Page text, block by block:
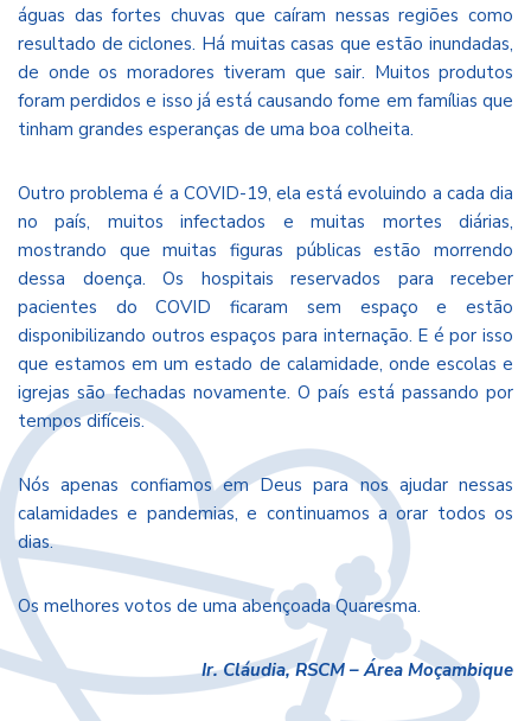
águas das fortes chuvas que caíram nessas regiões como
resultado de ciclones. Há muitas casas que estão inundadas,
de onde os moradores tiveram que sair. Muitos produtos
foram perdidos e isso já está causando fome em famílias que
tinham grandes esperanças de uma boa colheita.
Outro problema é a COVID-19, ela está evoluindo a cada dia
no país, muitos infectados e muitas mortes diárias,
mostrando que muitas figuras públicas estão morrendo
dessa doença. Os hospitais reservados para receber
pacientes do COVID ficaram sem espaço e estão
disponibilizando outros espaços para internação. E é por isso
que estamos em um estado de calamidade, onde escolas e
igrejas são fechadas novamente. O país está passando por
tempos difíceis.
Nós apenas confiamos em Deus para nos ajudar nessas
calamidades e pandemias, e continuamos a orar todos os
dias.
Os melhores votos de uma abençoada Quaresma.
Ir. Cláudia, RSCM – Área Moçambique